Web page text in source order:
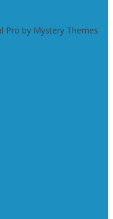
Pro by Mystery Themes